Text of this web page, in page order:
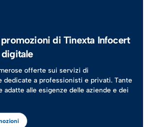
di Tinexta Infocert
digitale
offerte sui servizi di
dedicate a professionisti e privati. Tante
adatte alle esigenze delle aziende e dei